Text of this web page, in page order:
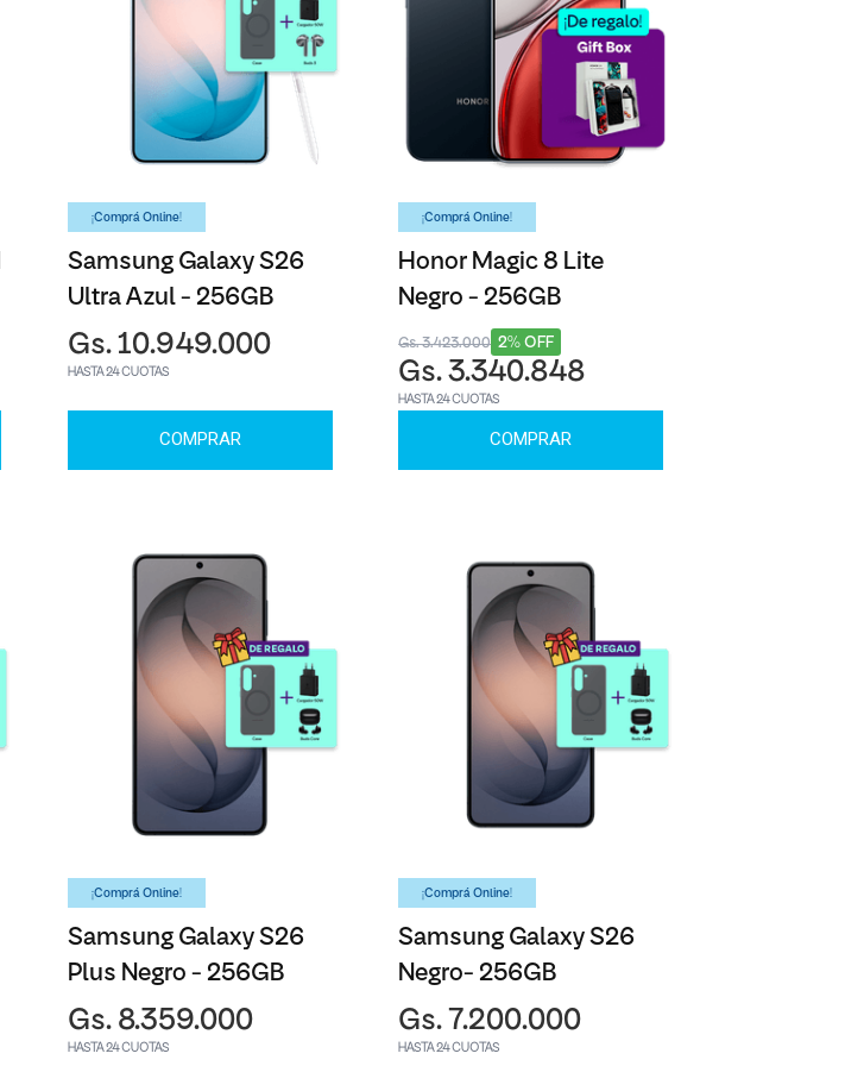
¡Comprá Online!
Samsung Galaxy S26
Ultra Azul - 256GB
Gs. 10.949.000
HASTA 24 CUOTAS
COMPRAR
¡Comprá Online!
Honor Magic 8 Lite
Negro - 256GB
2% OFF
Gs. 3.423.000
Gs. 3.340.848
HASTA 24 CUOTAS
COMPRAR
¡Comprá Online!
Samsung Galaxy S26
Plus Negro - 256GB
Gs. 8.359.000
HASTA 24 CUOTAS
¡Comprá Online!
Samsung Galaxy S26
Negro- 256GB
Gs. 7.200.000
HASTA 24 CUOTAS